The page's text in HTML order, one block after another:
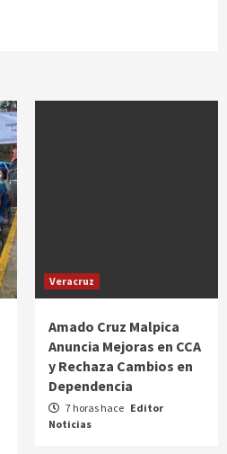
Veracruz
Amado Cruz Malpica
Anuncia Mejoras en CCA
y Rechaza Cambios en
Dependencia
7 horas hace Editor
Noticias